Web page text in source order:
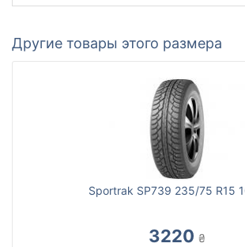
Другие товары этого размера
Sportrak SP739 235/75 R15
3220 ₴